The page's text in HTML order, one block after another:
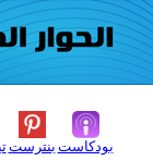
بنترست بودكاست